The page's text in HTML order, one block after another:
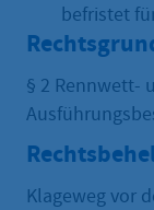
befristet
§ 2 Rennwett-
Klageweg vor